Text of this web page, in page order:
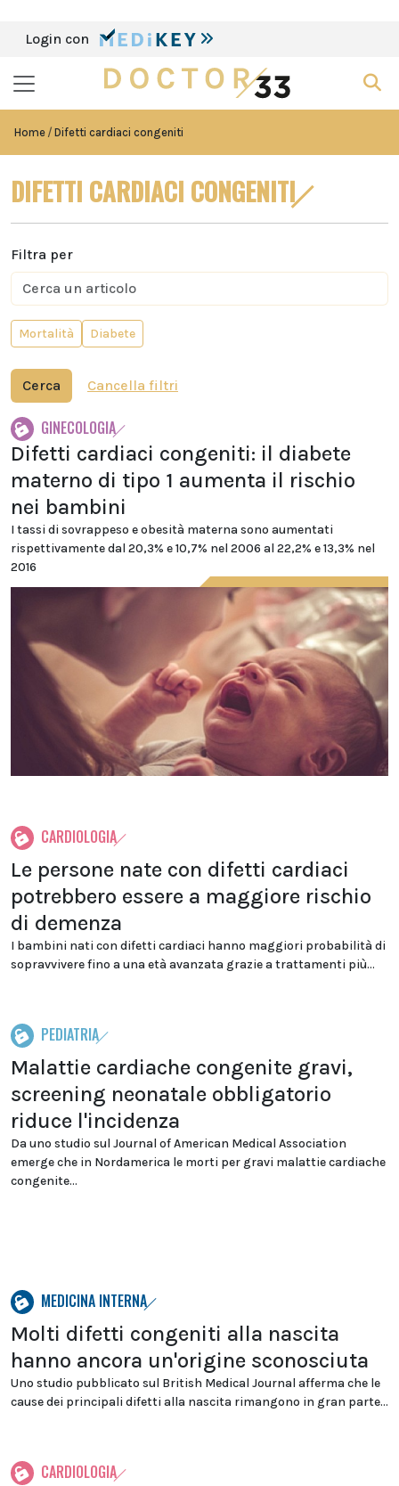
Login con
Home Difetti cardiaci congeniti
DIFETTI CARDIACI CONGENITI
Filtra per
Mortalità Diabete
Cerca Cancella filtri
GINECOLOGIA
Difetti cardiaci congeniti: il diabete
materno di tipo 1 aumenta il rischio
nei bambini
I tassi di sovrappeso e obesità materna sono aumentati
rispettivamente dal 20,3% e 10,7% nel 2006 al 22,2% e 13,3% nel
2016
CARDIOLOGIA
Le persone nate con difetti cardiaci
potrebbero essere a maggiore rischio
di demenza
I bambini nati con difetti cardiaci hanno maggiori probabilità di
sopravvivere fino a una età avanzata grazie a trattamenti più...
PEDIATRIA
Malattie cardiache congenite gravi,
screening neonatale obbligatorio
riduce l'incidenza
Da uno studio sul Journal of American Medical Association
emerge che in Nordamerica le morti per gravi malattie cardiache
congenite...
MEDICINA INTERNA
Molti difetti congeniti alla nascita
hanno ancora un'origine sconosciuta
Uno studio pubblicato sul British Medical Journal afferma che le
cause dei principali difetti alla nascita rimangono in gran parte...
CARDIOLOGIA